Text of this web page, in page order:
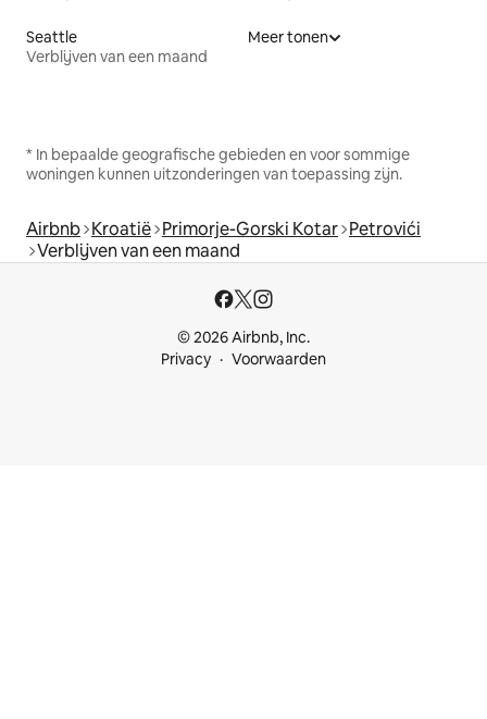
Seattle
Verblijven van een maand
Meer tonen
* In bepaalde geografische gebieden en voor sommige
woningen kunnen uitzonderingen van toepassing zijn.
Airbnb Kroatië Primorje-Gorski Kotar Petrovići
Verblijven van een maand
© 2026 Airbnb, Inc.
Privacy
Voorwaarden